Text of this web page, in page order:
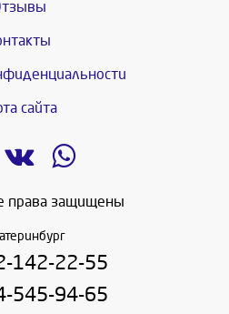
сайта
права защищены
142-22-55
545-94-65